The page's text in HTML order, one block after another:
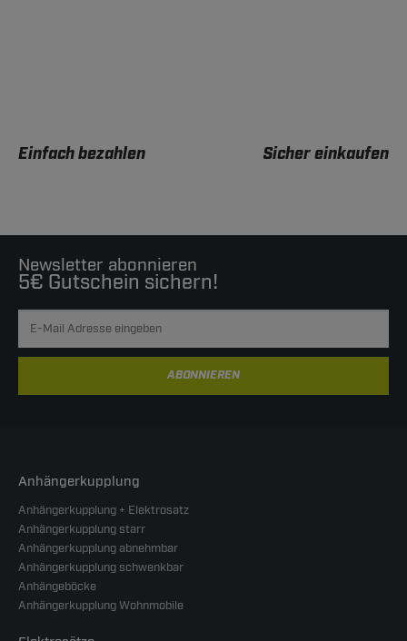
Einfach bezahlen Sicher einkaufen
Newsletter abonnieren
5€ Gutschein sichern!
ABONNIEREN
Anhängerkupplung
Anhängerkupplung + Elektrosatz
Anhängerkupplung starr
Anhängerkupplung abnehmbar
Anhängerkupplung schwenkbar
Anhängeböcke
Anhängerkupplung Wohnmobile